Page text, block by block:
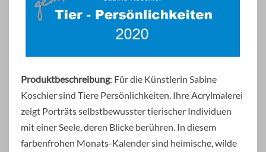
Produktbeschreibung: Für die Künstlerin Sabine
Koschier sind Tiere Persönlichkeiten. Ihre Acrylmalerei
zeigt Porträts selbstbewusster tierischer Individuen
mit einer Seele, deren Blicke berühren. In diesem
farbenfrohen Monats-Kalender sind heimische, wilde